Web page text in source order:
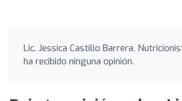
Lic. Jessica Castillo Barrera,
ha recibido ninguna opinión.